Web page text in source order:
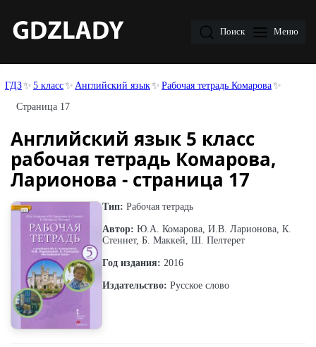
Поиск Меню
ГДЗ 5 класс Английский язык
Рабочая тетрадь Комарова
Страница 17
Английский язык 5 класс
рабочая тетрадь Комарова,
Ларионова - страница 17
Тип: Рабочая тетрадь
Автор: Ю.А. Комарова, И.В. Ларионова, К.
Стеннет, Б. Маккей, Ш. Пелтерет
Год издания: 2016
Издательство: Русское слово